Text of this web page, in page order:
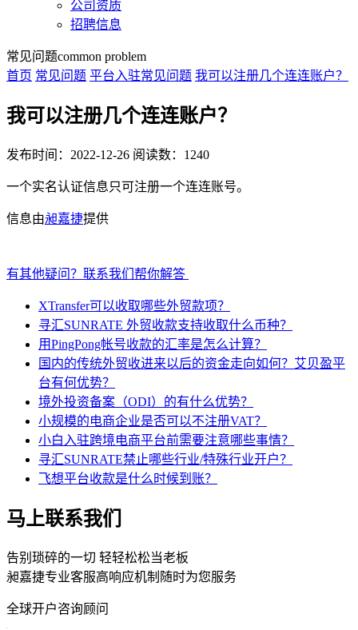
公司资质
招聘信息
常见问题common problem
首页 常见问题 平台入驻常见问题 我可以注册几个连连账户？
我可以注册几个连连账户？
发布时间：2022-12-26 阅读数：1240
一个实名认证信息只可注册一个连连账号。
信息由昶嘉捷提供
有其他疑问？联系我们帮你解答
XTransfer可以收取哪些外贸款项？
寻汇SUNRATE 外贸收款支持收取什么币种？
用PingPong帐号收款的汇率是怎么计算？
国内的传统外贸收进来以后的资金走向如何？艾贝盈平
台有何优势？
境外投资备案（ODI）的有什么优势？
小规模的电商企业是否可以不注册VAT？
小白入驻跨境电商平台前需要注意哪些事情？
寻汇SUNRATE禁止哪些行业/特殊行业开户？
飞想平台收款是什么时候到账？
马上联系我们
告别琐碎的一切 轻轻松松当老板
昶嘉捷专业客服高响应机制随时为您服务
全球开户咨询顾问